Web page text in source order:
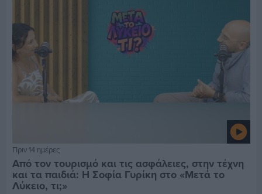
Πριν 14 ημέρες
Από τον τουρισμό και τις ασφάλειες, στην τέχνη
και τα παιδιά: Η Σοφία Γυρίκη στο «Μετά το
Λύκειο, τι;»